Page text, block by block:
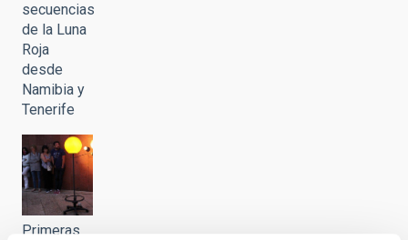
secuencias
de la Luna
Roja
desde
Namibia y
Tenerife
Primeras